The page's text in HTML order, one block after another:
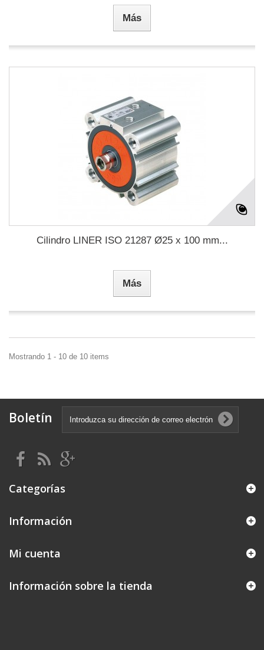
Más
Cilindro LINER ISO 21287 Ø25 x 100 mm...
Más
Mostrando 1 - 10 de 10 items
Boletín
Categorías
Información
Mi cuenta
Información sobre la tienda